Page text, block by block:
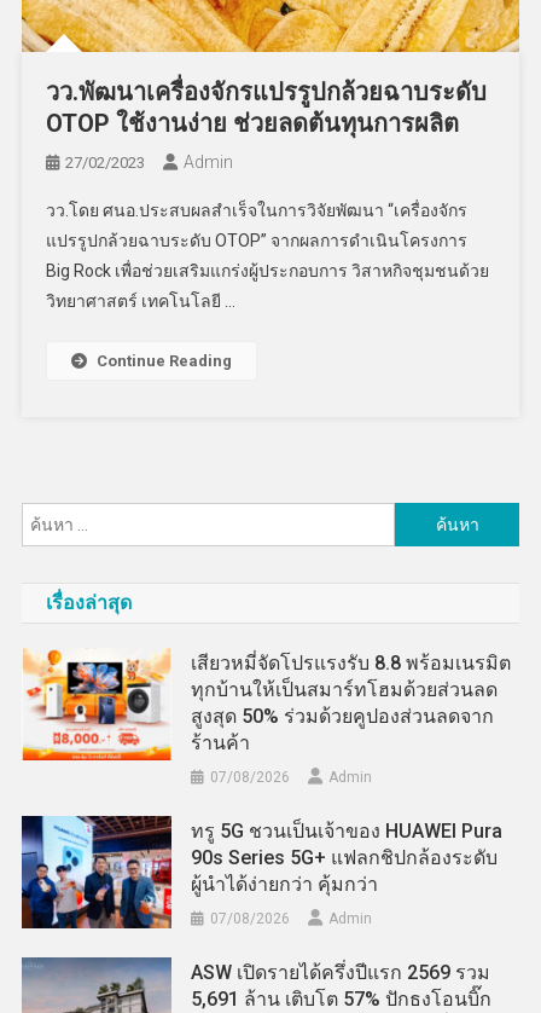
วว.พัฒนาเครื่องจักรแปรรูปกล้วยฉาบระดับ
OTOP ใช้งานง่าย ช่วยลดต้นทุนการผลิต
27/02/2023 Admin
วว.โดย ศนอ.ประสบผลสำเร็จในการวิจัยพัฒนา “เครื่องจักร
แปรรูปกล้วยฉาบระดับ OTOP” จากผลการดำเนินโครงการ
Big Rock เพื่อช่วยเสริมแกร่งผู้ประกอบการ วิสาหกิจชุมชนด้วย
วิทยาศาสตร์ เทคโนโลยี …
Continue Reading
สำหรับ:
เรื่องล่าสุด
เสียวหมี่จัดโปรแรงรับ 8.8 พร้อมเนรมิต
ทุกบ้านให้เป็นสมาร์ทโฮมด้วยส่วนลด
สูงสุด 50% ร่วมด้วยคูปองส่วนลดจาก
ร้านค้า
07/08/2026 Admin
ทรู 5G ชวนเป็นเจ้าของ HUAWEI Pura
90s Series 5G+ แฟลกชิปกล้องระดับ
ผู้นำได้ง่ายกว่า คุ้มกว่า
07/08/2026 Admin
ASW เปิดรายได้ครึ่งปีแรก 2569 รวม
5,691 ล้าน เติบโต 57% ปักธงโอนบิ๊ก